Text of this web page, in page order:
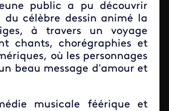
public a pu découvrir
célèbre dessin animé la
à travers un voyage
chants, chorégraphies et
où les personnages
beau message d’amour et
musicale féérique et